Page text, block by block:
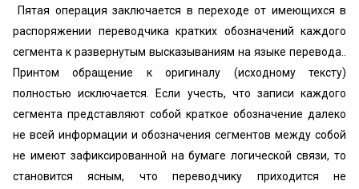
Пятая операция заключается в переходе от имеющихся в
распоряжении переводчика кратких обозначений каждого
сегмента к развернутым высказываниям на языке перевода..
Принтом обращение к оригиналу (исходному тексту)
полностью исключается. Если учесть, что записи каждого
сегмента представляют собой краткое обозначение далеко
не всей информации и обозначения сегментов между собой
не имеют зафиксированной на бумаге логической связи, то
становится ясным, что переводчику приходится не